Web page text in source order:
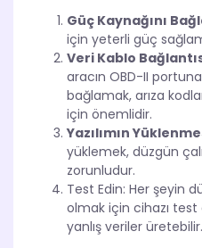
Güç Kaynağını
için yeterli güç
Veri Kablo
aracın OBD-II
bağlamak, arıza
için önemlidir.
Yazılımın
yüklemek, düzgün
zorunludur.
Test Edin: Her şeyin
olmak için cihazı test
yanlış veriler üretebilir.